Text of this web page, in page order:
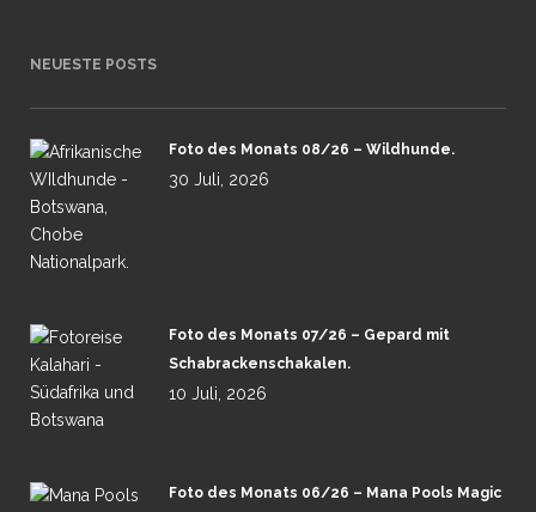
NEUESTE POSTS
Foto des Monats 08/26 – Wildhunde.
30 Juli, 2026
Foto des Monats 07/26 – Gepard mit
Schabrackenschakalen.
10 Juli, 2026
Foto des Monats 06/26 – Mana Pools Magic